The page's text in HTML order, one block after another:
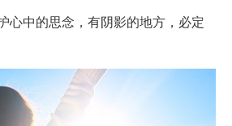
心中的思念，有阴影的地方，必定